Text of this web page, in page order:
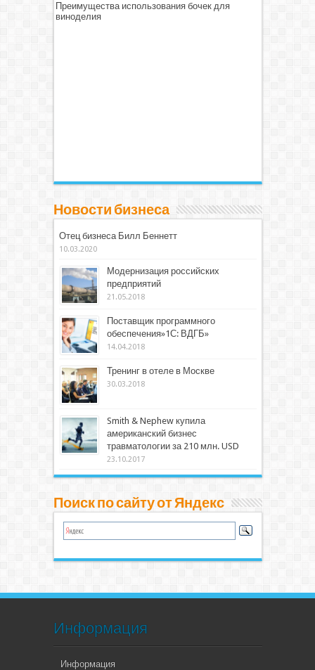
Преимущества использования бочек для
виноделия
Новости бизнеса
Отец бизнеса Билл Беннетт
10.03.2020
Модернизация российских
предприятий
21.05.2018
Поставщик программного
обеспечения»1С: ВДГБ»
14.04.2018
Тренинг в отеле в Москве
30.03.2018
Smith & Nephew купила
американский бизнес
травматологии за 210 млн. USD
23.10.2017
Поиск по сайту от Яндекс
Информация
Информация